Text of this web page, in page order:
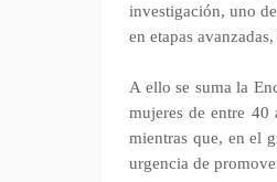
investigación, uno
en etapas
A ello se suma la
mujeres de entre 40
mientras que, en el
urgencia de